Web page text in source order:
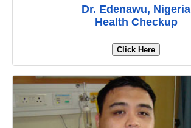
Dr. Edenawu, Nigeria
Health Checkup
Click Here